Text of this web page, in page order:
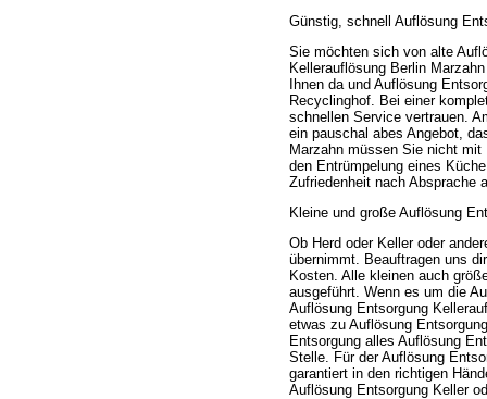
Günstig, schnell Auflösung
Sie möchten sich von alte
Kellerauflösung Berlin
Ihnen da und Auflösung
Recyclinghof. Bei einer
schnellen Service vertrauen.
ein pauschal abes Angebot,
Marzahn müssen Sie nicht mit
den Entrümpelung eines
Zufriedenheit nach Absprache
Kleine und große Auflösung
Ob Herd oder Keller oder
übernimmt. Beauftragen uns
Kosten. Alle kleinen auch
ausgeführt. Wenn es um die
Auflösung Entsorgung
etwas zu Auflösung
Entsorgung alles Auflösung
Stelle. Für der Auflösung
garantiert in den richtigen
Auflösung Entsorgung Keller